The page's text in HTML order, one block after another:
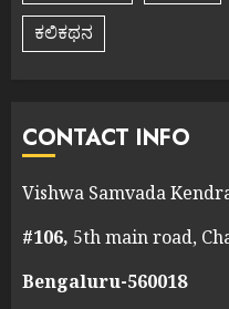
ಕಲಿಕಥನ
CONTACT INFO
Vishwa Samvada
#106, 5th main road,
Bengaluru-560018